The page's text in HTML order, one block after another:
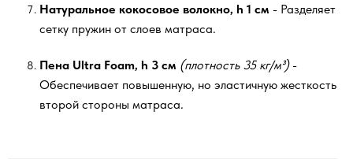
Натуральное кокосовое волокно, h 1 см - Разделяет
сетку пружин от слоев матраса.
Пена Ultra Foam, h 3 см (плотность 35 кг/м³)-
Обеспечивает повышенную, но эластичную жесткость
второй стороны матраса.